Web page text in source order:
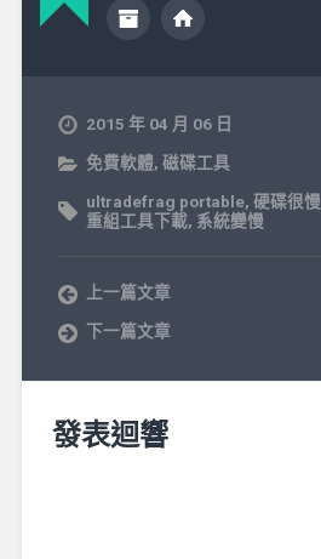
2015 年 04 月 06 日
免費軟體, 磁碟工具
ultradefrag portable, 硬碟很慢
重組工具下載, 系統變慢
上一篇文章
下一篇文章
發表迴響